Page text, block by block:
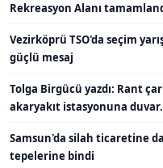
Rekreasyon Alanı
Vezirköprü TSO'da seçim
güçlü mesaj
Tolga Birgücü yazdı: Rant
akaryakıt istasyonuna
Samsun'da silah ticaretine
tepelerine bindi